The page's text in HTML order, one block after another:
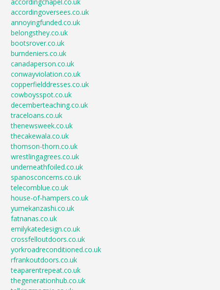
accordingchapel.co.uk
accordingoversees.co.uk
annoyingfunded.co.uk
belongsthey.co.uk
bootsrover.co.uk
burndeniers.co.uk
canadaperson.co.uk
conwayviolation.co.uk
copperfielddresses.co.uk
cowboysspot.co.uk
decemberteaching.co.uk
traceloans.co.uk
thenewsweek.co.uk
thecakewala.co.uk
thomson-thorn.co.uk
wrestlingagrees.co.uk
underneathfoiled.co.uk
spanosconcerns.co.uk
telecomblue.co.uk
house-of-hampers.co.uk
yumekanzashi.co.uk
fatnanas.co.uk
emilykatedesign.co.uk
crossfelloutdoors.co.uk
yorkroadreconditioned.co.uk
rfrankoutdoors.co.uk
teaparentrepeat.co.uk
thegenerationhub.co.uk